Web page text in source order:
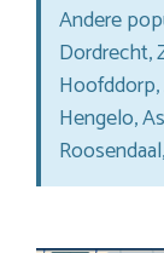
Andere
Dordrecht,
Hoofddorp,
Hengelo,